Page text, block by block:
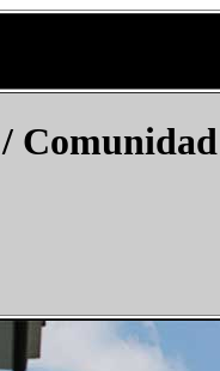
/